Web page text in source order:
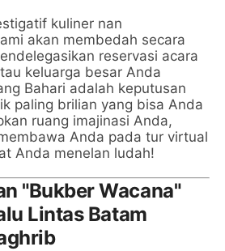
kuliner nan
akan membedah secara
reservasi acara
keluarga besar Anda
Bahari adalah keputusan
paling brilian yang bisa Anda
ruang imajinasi Anda,
Anda pada tur virtual
Anda menelan ludah!
"Bukber Wacana"
Lintas Batam